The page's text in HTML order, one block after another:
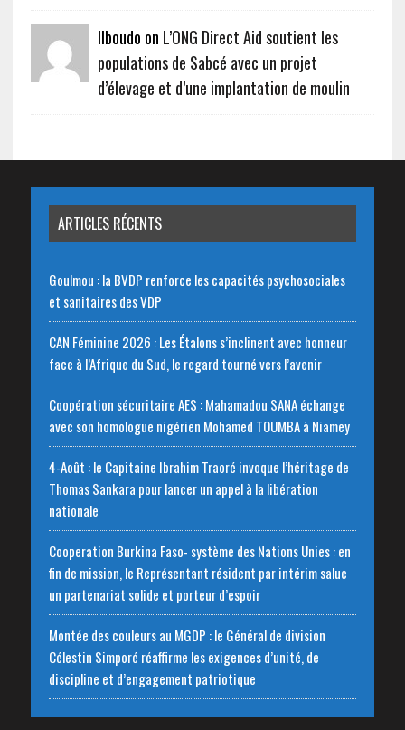
Ilboudo on L’ONG Direct Aid soutient les
populations de Sabcé avec un projet
d’élevage et d’une implantation de moulin
ARTICLES RÉCENTS
Goulmou : la BVDP renforce les capacités psychosociales
et sanitaires des VDP
CAN Féminine 2026 : Les Étalons s’inclinent avec honneur
face à l’Afrique du Sud, le regard tourné vers l’avenir
Coopération sécuritaire AES : Mahamadou SANA échange
avec son homologue nigérien Mohamed TOUMBA à Niamey
4-Août : le Capitaine Ibrahim Traoré invoque l’héritage de
Thomas Sankara pour lancer un appel à la libération
nationale
‎Cooperation Burkina Faso- système des Nations Unies : en
fin de mission, le Représentant résident par intérim salue
un partenariat solide et porteur d’espoir
Montée des couleurs au MGDP : le Général de division
Célestin Simporé réaffirme les exigences d’unité, de
discipline et d’engagement patriotique